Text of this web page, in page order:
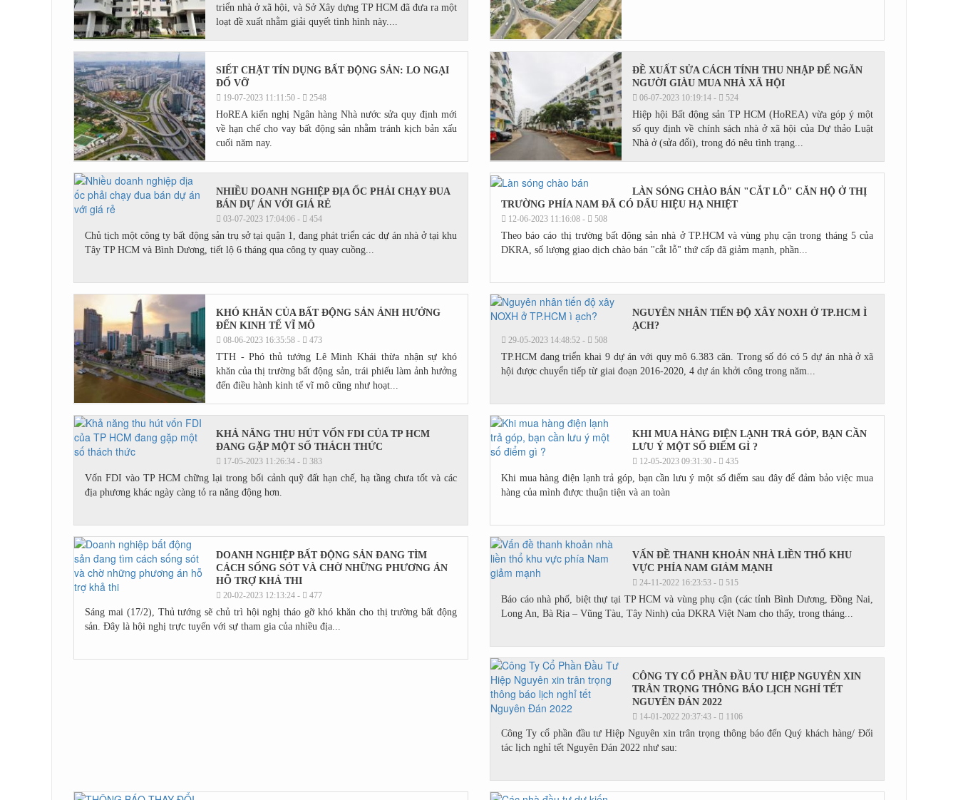
triển nhà ở xã hội, và Sở Xây dựng TP HCM đã đưa ra một
loạt đề xuất nhằm giải quyết tình hình này....
SIẾT CHẶT TÍN DỤNG BẤT ĐỘNG SẢN: LO NGẠI
ĐỔ VỠ
19-07-2023 11:11:50 - 2548
HoREA kiến nghị Ngân hàng Nhà nước sửa quy định mới
về hạn chế cho vay bất động sản nhằm tránh kịch bản xấu
cuối năm nay.
ĐỀ XUẤT SỬA CÁCH TÍNH THU NHẬP ĐỂ NGĂN
NGƯỜI GIÀU MUA NHÀ XÃ HỘI
06-07-2023 10:19:14 - 524
Hiệp hội Bất động sản TP HCM (HoREA) vừa góp ý một
số quy định về chính sách nhà ở xã hội của Dự thảo Luật
Nhà ở (sửa đổi), trong đó nêu tình trạng...
NHIỀU DOANH NGHIỆP ĐỊA ỐC PHẢI CHẠY ĐUA
BÁN DỰ ÁN VỚI GIÁ RẺ
03-07-2023 17:04:06 - 454
Chủ tịch một công ty bất động sản trụ sở tại quận 1, đang phát triển các dự án nhà ở tại khu
Tây TP HCM và Bình Dương, tiết lộ 6 tháng qua công ty quay cuồng...
LÀN SÓNG CHÀO BÁN "CẮT LỖ" CĂN HỘ Ở THỊ
TRƯỜNG PHÍA NAM ĐÃ CÓ DẤU HIỆU HẠ NHIỆT
12-06-2023 11:16:08 - 508
Theo báo cáo thị trường bất động sản nhà ở TP.HCM và vùng phụ cận trong tháng 5 của
DKRA, số lượng giao dịch chào bán "cắt lỗ" thứ cấp đã giảm mạnh, phần...
KHÓ KHĂN CỦA BẤT ĐỘNG SẢN ẢNH HƯỞNG
ĐẾN KINH TẾ VĨ MÔ
08-06-2023 16:35:58 - 473
TTH - Phó thủ tướng Lê Minh Khái thừa nhận sự khó
khăn của thị trường bất động sản, trái phiếu làm ảnh hưởng
đến điều hành kinh tế vĩ mô cũng như hoạt...
NGUYÊN NHÂN TIẾN ĐỘ XÂY NOXH Ở TP.HCM Ì
ẠCH?
29-05-2023 14:48:52 - 508
TP.HCM đang triển khai 9 dự án với quy mô 6.383 căn. Trong số đó có 5 dự án nhà ở xã
hội được chuyển tiếp từ giai đoạn 2016-2020, 4 dự án khởi công trong năm...
KHẢ NĂNG THU HÚT VỐN FDI CỦA TP HCM
ĐANG GẶP MỘT SỐ THÁCH THỨC
17-05-2023 11:26:34 - 383
Vốn FDI vào TP HCM chững lại trong bối cảnh quỹ đất hạn chế, hạ tầng chưa tốt và các
địa phương khác ngày càng tỏ ra năng động hơn.
KHI MUA HÀNG ĐIỆN LẠNH TRẢ GÓP, BẠN CẦN
LƯU Ý MỘT SỐ ĐIỂM GÌ ?
12-05-2023 09:31:30 - 435
Khi mua hàng điện lạnh trả góp, bạn cần lưu ý một số điểm sau đây để đảm bảo việc mua
hàng của mình được thuận tiện và an toàn
DOANH NGHIỆP BẤT ĐỘNG SẢN ĐANG TÌM
CÁCH SỐNG SÓT VÀ CHỜ NHỮNG PHƯƠNG ÁN
HỖ TRỢ KHẢ THI
20-02-2023 12:13:24 - 477
Sáng mai (17/2), Thủ tướng sẽ chủ trì hội nghị tháo gỡ khó khăn cho thị trường bất động
sản. Đây là hội nghị trực tuyến với sự tham gia của nhiều địa...
VẤN ĐỀ THANH KHOẢN NHÀ LIỀN THỔ KHU
VỰC PHÍA NAM GIẢM MẠNH
24-11-2022 16:23:53 - 515
Báo cáo nhà phố, biệt thự tại TP HCM và vùng phụ cận (các tỉnh Bình Dương, Đồng Nai,
Long An, Bà Rịa – Vũng Tàu, Tây Ninh) của DKRA Việt Nam cho thấy, trong tháng...
CÔNG TY CỔ PHẦN ĐẦU TƯ HIỆP NGUYÊN XIN
TRÂN TRỌNG THÔNG BÁO LỊCH NGHỈ TẾT
NGUYÊN ĐÁN 2022
14-01-2022 20:37:43 - 1106
Công Ty cổ phần đầu tư Hiệp Nguyên xin trân trọng thông báo đến Quý khách hàng/ Đối
tác lịch nghỉ tết Nguyên Đán 2022 như sau: